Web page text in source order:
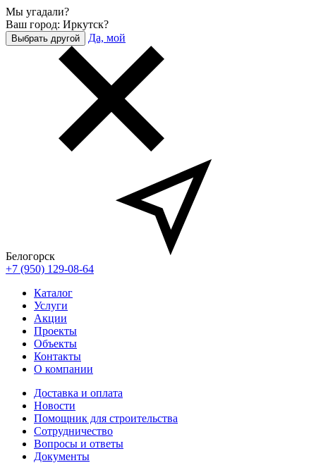
Мы угадали?
Ваш город: Иркутск?
Выбрать другой Да, мой
Белогорск
+7 (950) 129-08-64
Каталог
Услуги
Акции
Проекты
Объекты
Контакты
О компании
Доставка и оплата
Новости
Помощник для строительства
Сотрудничество
Вопросы и ответы
Документы